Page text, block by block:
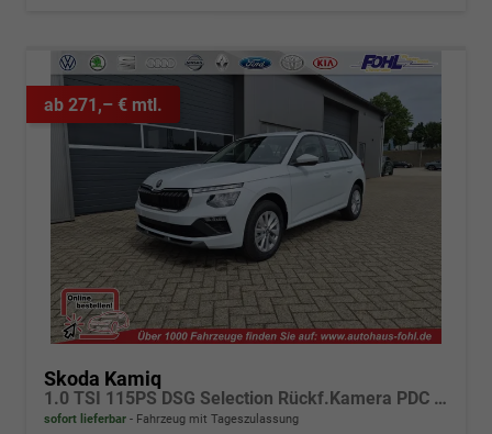
ab 271,– € mtl.
Skoda Kamiq
1.0 TSI 115PS DSG Selection Rückf.Kamera PDC v+h Sitzheizung Klimaautomatik Skoda-Radio Apple CarPlay + Android Auto Tempomat Garantieverlängerung 16"LM
sofort lieferbar Fahrzeug mit Tageszulassung